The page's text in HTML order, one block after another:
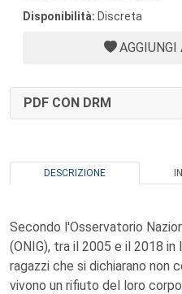
Disponibilità: Discreta
PDF CON DRM
DESCRIZIONE
Secondo l'Osservatorio
(ONIG), tra il 2005 e il 2018
ragazzi che si dichiarano non
vivono un rifiuto del loro